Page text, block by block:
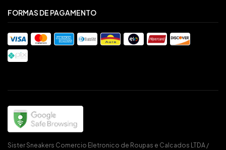
FORMAS DE PAGAMENTO
Sister Sneakers Comercio Eletronico de Roupas e Calcados LTDA /